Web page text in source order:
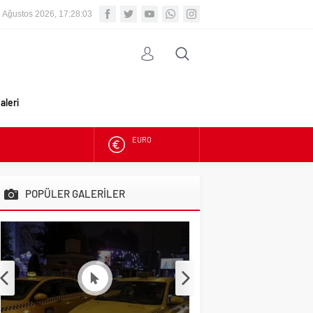
Ağustos 2026, 17:28:04
ALTIN
DOLAR
POPÜLER GALERİLER